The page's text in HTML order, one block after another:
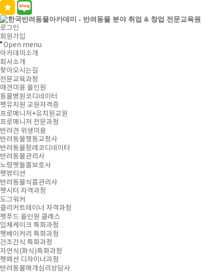
로그인
회원가입
Open menu
아카데미소개
회사소개
찾아오시는길
전문교육과정
애견미용 올인원
동물병원코디네이터
펫유치원 교원자격증
프로매니저+유치원교원
프로매니저 전문과정
반려견 위생미용
반려동물행동교정사
반려동물장례코디네이터
반려동물관리사
노령펫돌봄보호사
펫뷰티션
반려동물식품관리사
펫시터 자격과정
도그워커
클리커트레이너 자격과정
펫푸드 올인원 클래스
입체케이크 특화과정
펫베이커리 특화과정
건조간식 특화과정
자연식(화식)특화과정
펫패션 디자이너과정
반려동물매개심리상담사